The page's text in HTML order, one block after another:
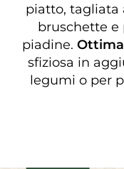
piatto, tagliata
bruschette e
piadine.
sfiziosa in
legumi o per